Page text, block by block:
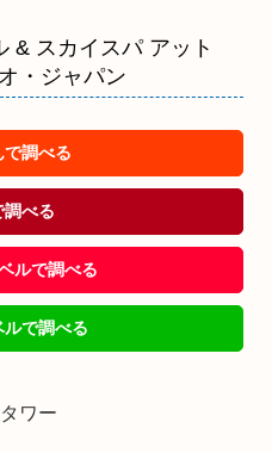
& スカイスパ アット
・ジャパン
で調べる
べる
ルで調べる
で調べる
ワー